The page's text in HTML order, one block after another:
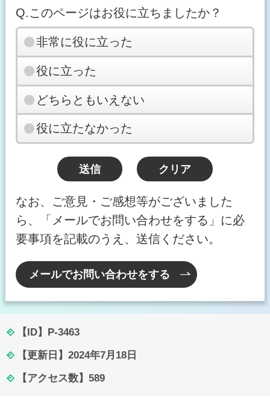
Q.このページはお役に立ちましたか？
非常に役に立った
役に立った
どちらともいえない
役に立たなかった
なお、ご意見・ご感想等がございました
ら、「メールでお問い合わせをする」に必
要事項を記載のうえ、送信ください。
メールでお問い合わせをする
【ID】 P-3463
【更新日】 2024年7月18日
【アクセス数】 589